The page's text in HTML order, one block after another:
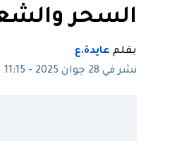
السحر
بقلم عايدة.ع
نشر في 28 جوان 2025 - 11:15